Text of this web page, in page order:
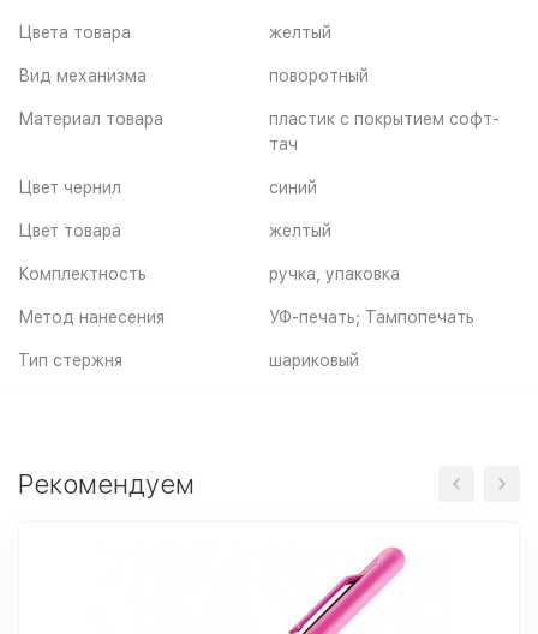
Цвета товара желтый
Вид механизма поворотный
Материал товара
пластик с покрытием софт-
тач
Цвет чернил синий
Цвет товара желтый
Комплектность ручка, упаковка
Метод нанесения УФ-печать; Тампопечать
Тип стержня шариковый
Рекомендуем